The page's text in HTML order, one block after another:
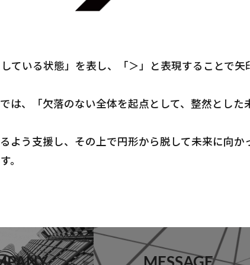
ている状態」を表し、「＞」と表現することで
は、「欠落のない全体を起点として、整然とし
よう支援し、その上で円形から脱して未来に向か
。